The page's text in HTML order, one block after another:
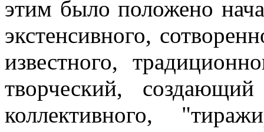
этим было положено
экстенсивного,
известного,
творческий,
коллективного,